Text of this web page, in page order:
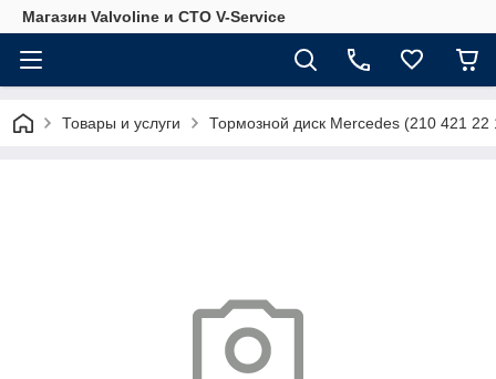
Магазин Valvoline и СТО V-Service
Товары и услуги Тормозной диск Mercedes (210 421